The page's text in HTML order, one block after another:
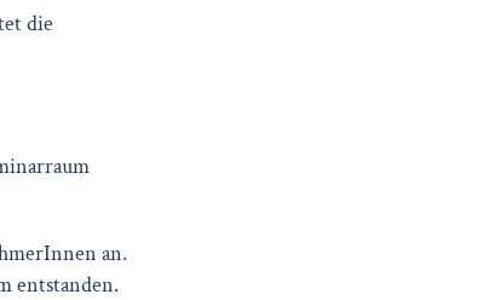
die
an.
entstanden.